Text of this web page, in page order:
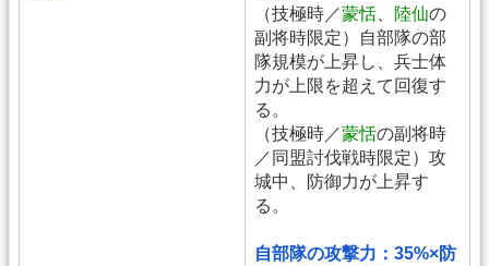
（技極時／蒙恬 陸仙の
副将時限定）自部隊の部
隊規模が上昇し、兵士体
力が上限を超えて回復す
る。
（技極時／蒙恬の副将時
／同盟討伐戦時限定）攻
城中、防御力が上昇す
る。
自部隊の攻撃力：35%×防